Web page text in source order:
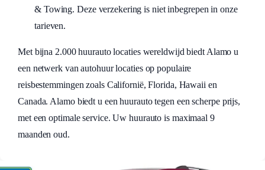
& Towing. Deze verzekering is niet inbegrepen in onze
tarieven.
Met bijna 2.000 huurauto locaties wereldwijd biedt Alamo u
een netwerk van autohuur locaties op populaire
reisbestemmingen zoals Californië, Florida, Hawaii en
Canada. Alamo biedt u een huurauto tegen een scherpe prijs,
met een optimale service. Uw huurauto is maximaal 9
maanden oud.